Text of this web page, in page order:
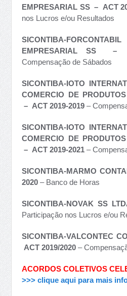
EMPRESARIAL SS – ACT
nos Lucros e/ou Resultados
SICONTIBA-
EMPRESARIAL SS –
Compensação de Sábados
SICONTIBA-IOTO
COMERCIO DE
– ACT 2019-2019–
SICONTIBA-IOTO
COMERCIO DE
– ACT 2019-2021–
SICONTIBA-MARMO
2020– Banco de Horas
SICONTIBA-NOVAK SS
Participação nos Lucros e/ou
SICONTIBA-VALCONTEC
ACT 2019/2020–
ACORDOS COLETIVOS
>>> clique aqui para mais